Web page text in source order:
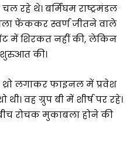
रहे थे। बर्मिंघम राष्ट्रमंडल
फेंककर स्वर्ण जीतने वाले
में शिरकत नहीं की, लेकिन
शुरुआत की।
थ्रो लगाकर फाइनल में प्रवेश
थी। वह ग्रुप बी में शीर्ष पर रहे।
रोचक मुकाबला होने की